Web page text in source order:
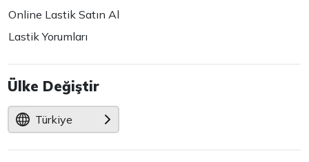
Online Lastik Satın Al
Lastik Yorumları
Ülke Değiştir
Türkiye